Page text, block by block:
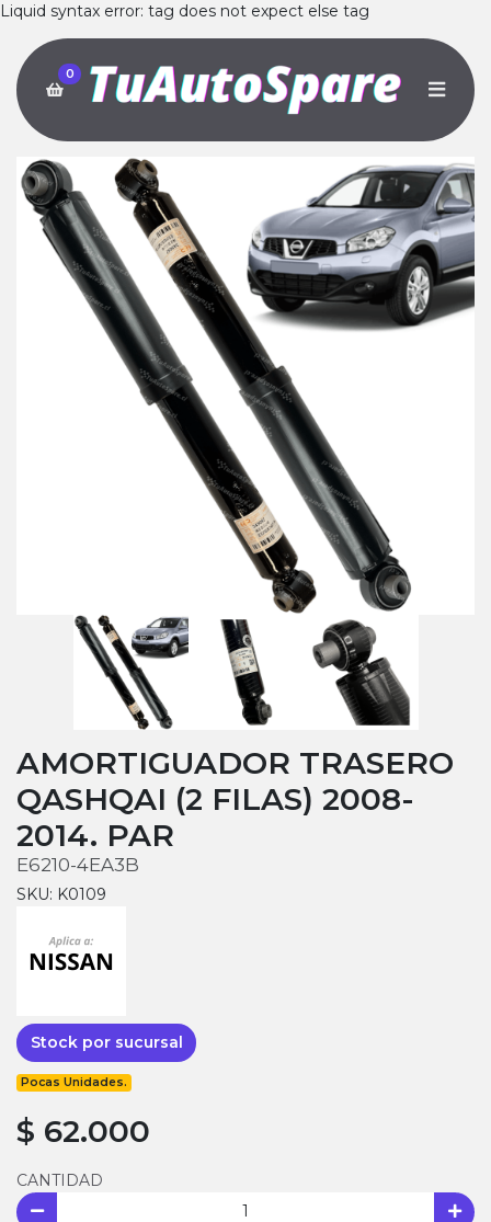
Liquid syntax error: tag does not expect else tag
0
AMORTIGUADOR TRASERO
QASHQAI (2 FILAS) 2008-
2014. PAR
E6210-4EA3B
SKU: K0109
Stock por sucursal
Pocas Unidades.
$ 62.000
CANTIDAD